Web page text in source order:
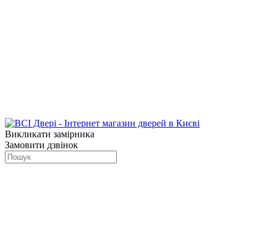
Викликати замірника
Замовити дзвінок